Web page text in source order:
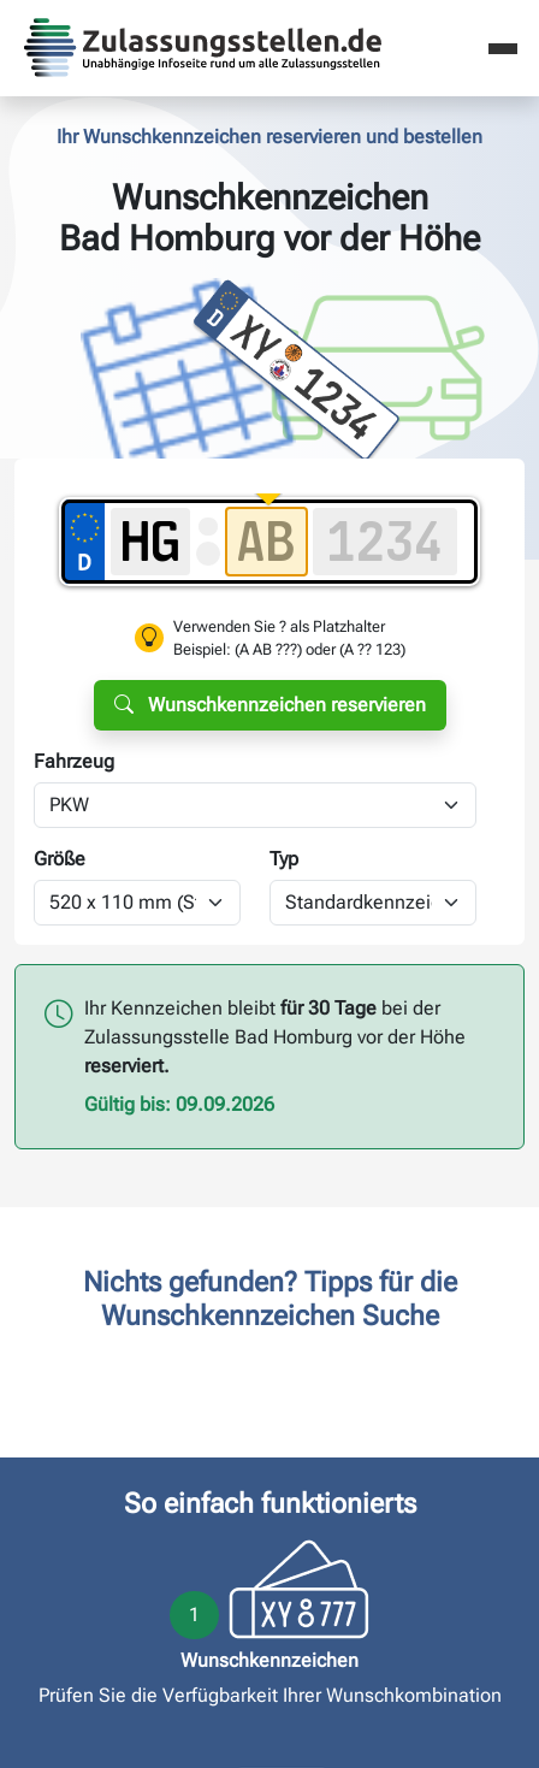
Ihr Wunschkennzeichen reservieren und bestellen
Wunschkennzeichen
Bad Homburg vor der Höhe
Verwenden Sie ? als Platzhalter
Beispiel: (A AB ???) oder (A ?? 123)
Wunschkennzeichen reservieren
Fahrzeug
Größe Typ
Ihr Kennzeichen bleibtfür 30 Tage bei der
Zulassungsstelle Bad Homburg vor der Höhe
reserviert.
Gültig bis: 09.09.2026
Nichts gefunden? Tipps für die
Wunschkennzeichen Suche
So einfach funktionierts
1
Wunschkennzeichen
Prüfen Sie die Verfügbarkeit Ihrer Wunschkombination